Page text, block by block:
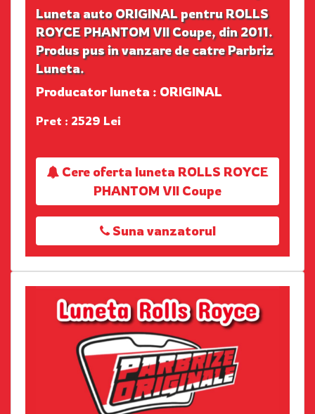
Luneta auto ORIGINAL pentru ROLLS
ROYCE PHANTOM VII Coupe, din 2011.
Produs pus in vanzare de catre Parbriz
Luneta.
Producator luneta : ORIGINAL
Pret : 2529 Lei
Cere oferta luneta ROLLS ROYCE
PHANTOM VII Coupe
Suna vanzatorul